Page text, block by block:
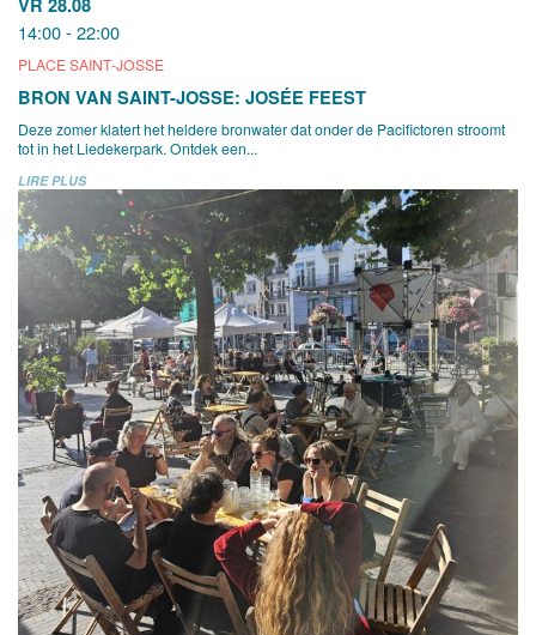
VR 28.08
14:00 - 22:00
PLACE SAINT-JOSSE
BRON VAN SAINT-JOSSE: JOSÉE FEEST
Deze zomer klatert het heldere bronwater dat onder de Pacifictoren stroomt
tot in het Liedekerpark. Ontdek een...
LIRE PLUS